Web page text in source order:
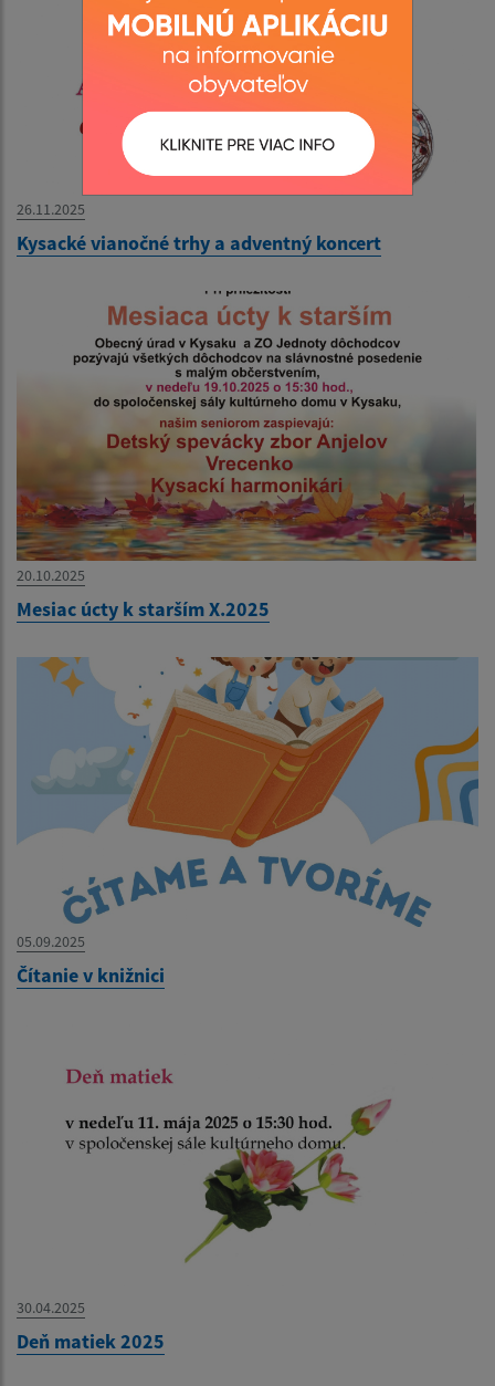
26.11.2025
Kysacké vianočné trhy a adventný koncert
20.10.2025
Mesiac úcty k starším X.2025
05.09.2025
Čítanie v knižnici
30.04.2025
Deň matiek 2025